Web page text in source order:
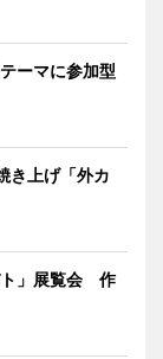
ーマに参加型
上げ「外カ
ト」展覧会 作